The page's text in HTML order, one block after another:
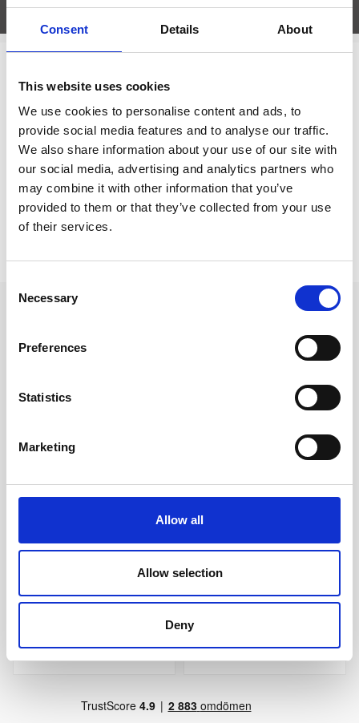
Consent Details About
This website uses cookies
We use cookies to personalise content and ads, to
provide social media features and to analyse our traffic.
We also share information about your use of our site with
our social media, advertising and analytics partners who
may combine it with other information that you’ve
provided to them or that they’ve collected from your use
of their services.
Selection
Necessary
Preferences
Statistics
Marketing
Allow all
Allow selection
Deny
Egenskaper
Relaterade kategorier
Kalendrar & almanackor för 2027
Kalendrar & almanackor för 2027 /Specialkalendrar
Kalendrar & almanackor för 2027 /Kontorskalender
Prishistorik
Lägsta pris senaste 30 dagarna är 299 kr (2026-08-08)
Filofax dagbok Personal
2027 V/U (9,5x17,1cm)
Kalender Väggblad Årsplan